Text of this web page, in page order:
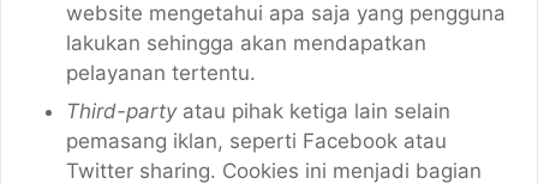
website mengetahui apa saja yang pengguna
lakukan sehingga akan mendapatkan
pelayanan tertentu.
Third-partyatau pihak ketiga lain selain
pemasang iklan, seperti Facebook atau
Twitter sharing. Cookies ini menjadi bagian